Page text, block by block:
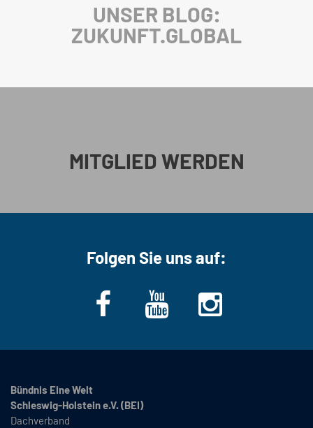
UNSER BLOG:
ZUKUNFT.GLOBAL
MITGLIED WERDEN
Folgen Sie uns auf:
Bündnis Eine Welt
Schleswig-Holstein e.V. (BEI)
Dachverband